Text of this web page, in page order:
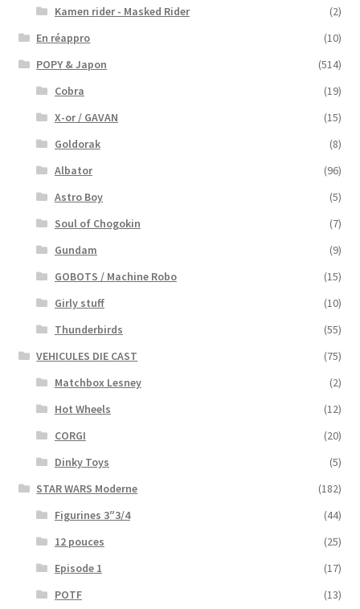
Kamen rider - Masked Rider
(2)
En réappro
(10)
POPY & Japon
(514)
Cobra
(19)
X-or / GAVAN
(15)
Goldorak
(8)
Albator
(96)
Astro Boy
(5)
Soul of Chogokin
(7)
Gundam
(9)
GOBOTS / Machine Robo
(15)
Girly stuff
(10)
Thunderbirds
(55)
VEHICULES DIE CAST
(75)
Matchbox Lesney
(2)
Hot Wheels
(12)
CORGI
(20)
Dinky Toys
(5)
STAR WARS Moderne
(182)
Figurines 3″3/4
(44)
12 pouces
(25)
Episode 1
(17)
POTF
(13)